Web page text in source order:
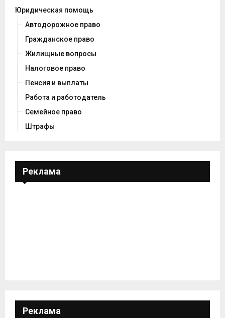
Юридическая помощь
Автодорожное право
Гражданское право
Жилищные вопросы
Налоговое право
Пенсия и выплаты
Работа и работодатель
Семейное право
Штрафы
Реклама
Реклама